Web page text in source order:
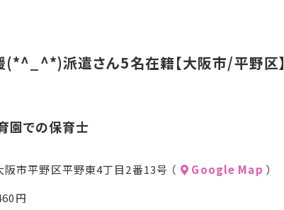
派遣さん5名在籍【大阪市/平野区】
園での保育士
阪市平野区平野東4丁目2番13号 （ Google Map ）
円